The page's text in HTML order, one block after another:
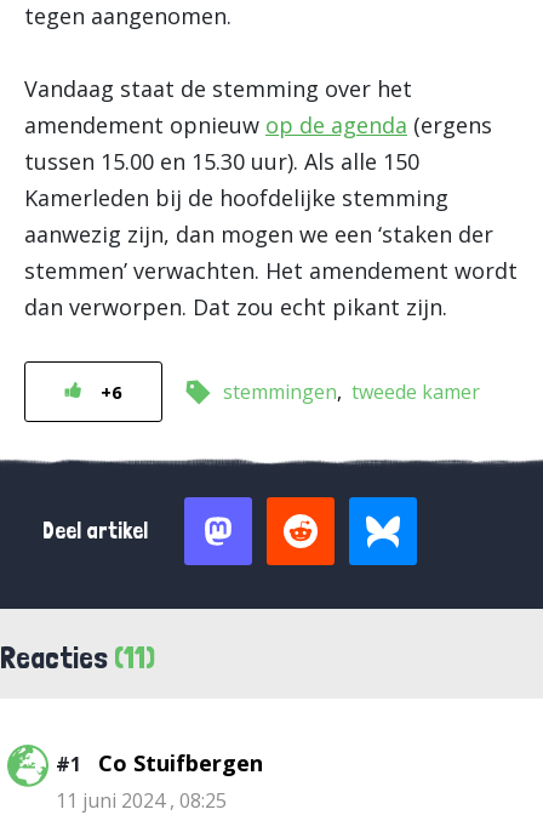
tegen aangenomen.
Vandaag staat de stemming over het
amendement opnieuw op de agenda (ergens
tussen 15.00 en 15.30 uur). Als alle 150
Kamerleden bij de hoofdelijke stemming
aanwezig zijn, dan mogen we een ‘staken der
stemmen’ verwachten. Het amendement wordt
dan verworpen. Dat zou echt pikant zijn.
+6 stemmingen tweede kamer
Deel artikel
Reacties (11)
#1 Co Stuifbergen
11 juni 2024 , 08:25